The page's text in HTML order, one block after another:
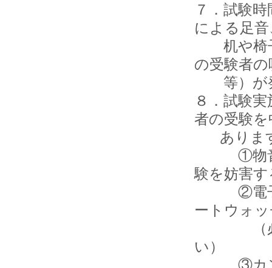
７．試験
による足
机や椅子
の受験者
等）が発
８．試験
者の受験
ありま
①物音を
験を妨害
②電子機
ートウォ
（必ず
い）
③カンニ